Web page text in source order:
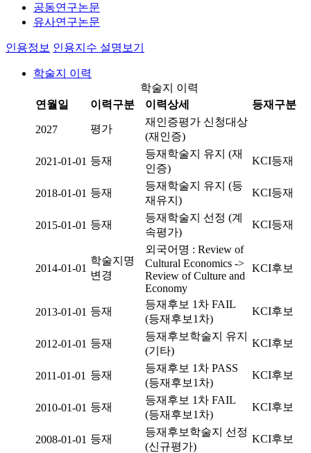
공동연구논문
유사연구논문
인용정보 인용지수 설명보기
학술지 이력
학술지 이력
연월일
이력구분 이력상세 등재구분
2027 평가
재인증평가 신청대상
(재인증)
2021-01-01 등재
등재학술지 유지 (재
인증)
KCI등재
2018-01-01 등재
등재학술지 유지 (등
재유지)
KCI등재
2015-01-01 등재
등재학술지 선정 (계
속평가)
KCI등재
2014-01-01
학술지명
변경
외국어명 : Review of
Cultural Economics ->
Review of Culture and
Economy
KCI후보
2013-01-01 등재
등재후보 1차 FAIL
(등재후보1차)
KCI후보
2012-01-01 등재
등재후보학술지 유지
(기타)
KCI후보
2011-01-01 등재
등재후보 1차 PASS
(등재후보1차)
KCI후보
2010-01-01 등재
등재후보 1차 FAIL
(등재후보1차)
KCI후보
2008-01-01 등재
등재후보학술지 선정
(신규평가)
KCI후보